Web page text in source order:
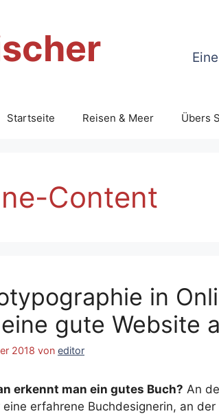
Startseite Reisen & Meer Übers
Content
in
gute Website
2018 von editor
erkennt man ein gutes Buch? An
eine erfahrene Buchdesignerin, an